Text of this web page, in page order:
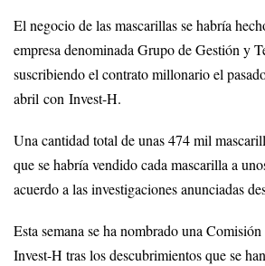
El negocio de las mascarillas se habría
empresa denominada Grupo de Gestión y
suscribiendo el contrato millonario el
abril con Invest-H.
Una cantidad total de unas 474 mil
que se habría vendido cada mascarilla a
acuerdo a las investigaciones anunciadas
Esta semana se ha nombrado una
Invest-H tras los descubrimientos que se